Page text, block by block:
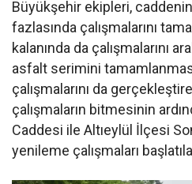
Büyükşehir ekipleri,
fazlasında çalışmalarını
kalanında da çalışmalarını
asfalt serimini
çalışmalarını da
çalışmaların bitmesinin
Caddesi ile Altıeylül İlçesi
yenileme çalışmaları